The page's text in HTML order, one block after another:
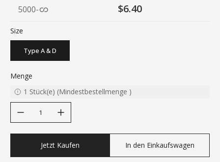
5000- $6.40
Size
Type A & D
Menge
1 Stück(e) (Mindestbestellmenge )
Jetzt Kaufen In den Einkaufswagen